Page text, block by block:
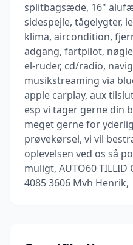
splitbagsæde, 16"
sidespejle, tågelygter,
klima, aircondition,
adgang, fartpilot,
el-ruder, cd/radio,
musikstreaming via
apple carplay, aux
esp vi tager gerne din
meget gerne for
prøvekørsel, vi vil
oplevelsen ved os så
muligt, AUTO60 TILLID
4085 3606 Mvh Henrik,